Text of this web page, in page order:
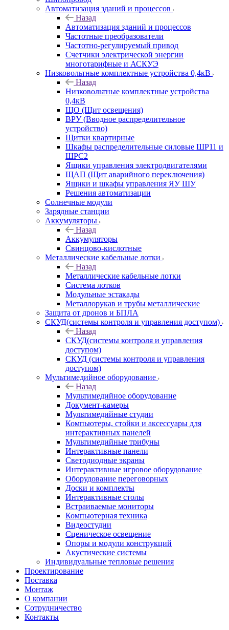
Автоматизация зданий и процессов
Назад
Автоматизация зданий и процессов
Частотные преобразователи
Частотно-регулируемый привод
Счетчики электрической энергии
многотарифные и АСКУЭ
Низковольтные комплектные устройства 0,4кВ
Назад
Низковольтные комплектные устройства
0,4кВ
ЩО (Щит освещения)
ВРУ (Вводное распределительное
устройство)
Щитки квартирные
Шкафы распределительные силовые ШР11 и
ШРС2
Ящики управления электродвигателями
ЩАП (Щит аварийного переключения)
Ящики и шкафы управления ЯУ ШУ
Решения автоматизации
Солнечные модули
Зарядные станции
Аккумуляторы
Назад
Аккумуляторы
Свинцово-кислотные
Металлические кабельные лотки
Назад
Металлические кабельные лотки
Система лотков
Модульные эстакады
Металлорукав и трубы металлические
Защита от дронов и БПЛА
СКУД(системы контроля и управления доступом)
Назад
СКУД(системы контроля и управления
доступом)
СКУД (системы контроля и управления
доступом)
Мультимедийное оборудование
Назад
Мультимедийное оборудование
Документ-камеры
Мультимедийные студии
Компьютеры, стойки и аксессуары для
интерактивных панелей
Мультимедийные трибуны
Интерактивные панели
Светодиодные экраны
Интерактивные игровое оборудование
Оборудование переговорных
Доски и комплекты
Интерактивные столы
Встраиваемые мониторы
Компьютерная техника
Видеостудии
Cценическое освещение
Опоры и модули конструкций
Акустические системы
Индивидуальные тепловые решения
Проектирование
Поставка
Монтаж
О компании
Сотрудничество
Контакты